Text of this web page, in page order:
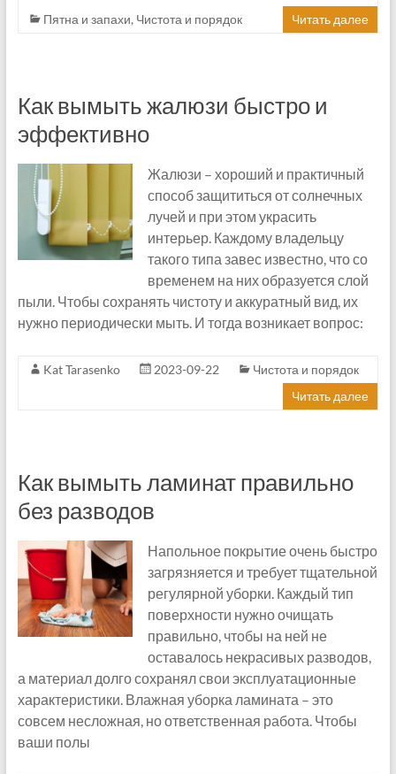
Пятна и запахи, Чистота и порядок Читать далее
Как вымыть жалюзи быстро и
эффективно
Жалюзи – хороший и практичный
способ защититься от солнечных
лучей и при этом украсить
интерьер. Каждому владельцу
такого типа завес известно, что со
временем на них образуется слой
пыли. Чтобы сохранять чистоту и аккуратный вид, их
нужно периодически мыть. И тогда возникает вопрос:
Kat Tarasenko 2023-09-22
Чистота и порядок
Читать далее
Как вымыть ламинат правильно
без разводов
Напольное покрытие очень быстро
загрязняется и требует тщательной
регулярной уборки. Каждый тип
поверхности нужно очищать
правильно, чтобы на ней не
оставалось некрасивых разводов,
а материал долго сохранял свои эксплуатационные
характеристики. Влажная уборка ламината – это
совсем несложная, но ответственная работа. Чтобы
ваши полы